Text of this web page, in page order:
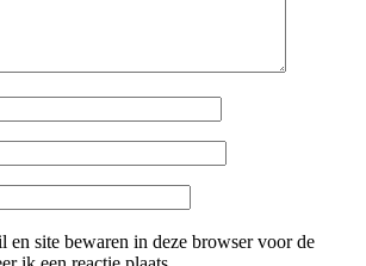
en site bewaren in deze browser voor de